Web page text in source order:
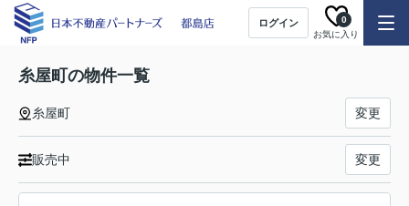
ログイン
お気に入り
0
糸屋町の物件一覧
糸屋町 変更
販売中 変更